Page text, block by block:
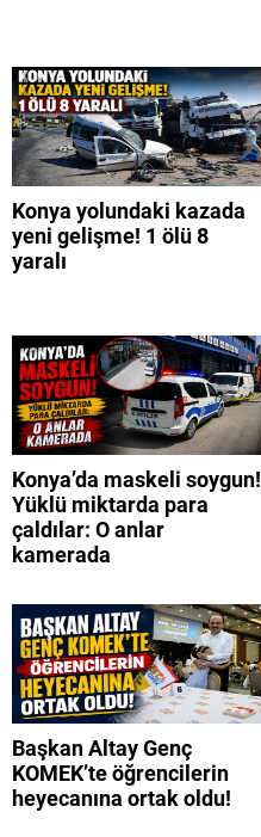
Konya yolundaki kazada
yeni gelişme! 1 ölü 8
yaralı
Konya’da maskeli soygun!
Yüklü miktarda para
çaldılar: O anlar
kamerada
Başkan Altay Genç
KOMEK’te öğrencilerin
heyecanına ortak oldu!